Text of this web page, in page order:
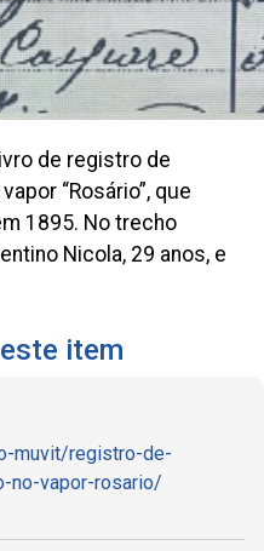
de registro de
“Rosário”, que
1895. No trecho
Nicola, 29 anos, e
item
muvit/registro-de-
no-vapor-rosario/